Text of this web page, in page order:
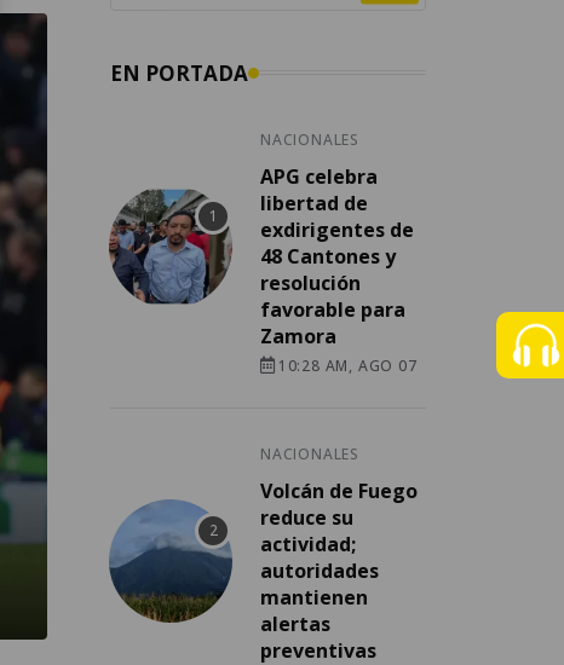
EN PORTADA
NACIONALES
APG celebra
libertad de
exdirigentes de
48 Cantones y
resolución
favorable para
Zamora
10:28 AM, AGO 07
NACIONALES
Volcán de Fuego
reduce su
actividad;
autoridades
mantienen
alertas
preventivas